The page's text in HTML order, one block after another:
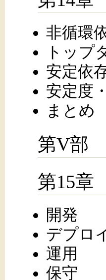
非循環
トップ
安定依
安定度
まとめ
第V部
第15章
開発
デプロ
運用
保守